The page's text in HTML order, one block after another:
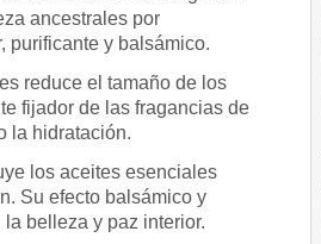
ancestrales por
purificante y balsámico.
reduce el tamaño de los
fijador de las fragancias de
la hidratación.
los aceites esenciales
Su efecto balsámico y
belleza y paz interior.